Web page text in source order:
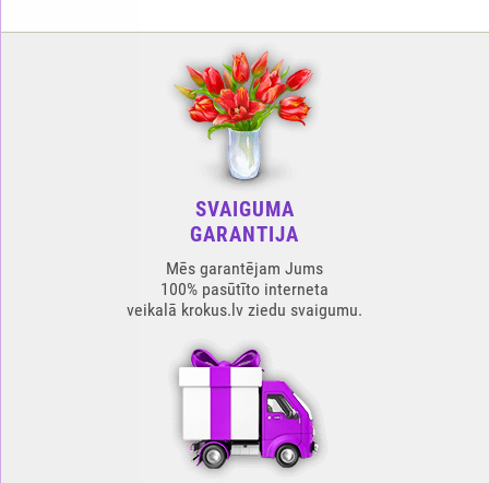
SVAIGUMA
GARANTIJA
Mēs garantējam Jums
100% pasūtīto interneta
veikalā krokus.lv ziedu svaigumu.